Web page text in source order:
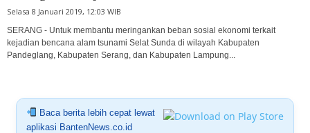
Selasa 8 Januari 2019, 12:03 WIB
SERANG - Untuk membantu meringankan beban sosial ekonomi terkait
kejadian bencana alam tsunami Selat Sunda di wilayah Kabupaten
Pandeglang, Kabupaten Serang, dan Kabupaten Lampung...
Baca berita lebih cepat lewat
aplikasi BantenNews.co.id